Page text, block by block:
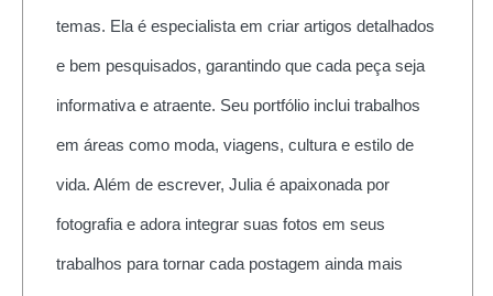
temas. Ela é especialista em criar artigos detalhados
e bem pesquisados, garantindo que cada peça seja
informativa e atraente. Seu portfólio inclui trabalhos
em áreas como moda, viagens, cultura e estilo de
vida. Além de escrever, Julia é apaixonada por
fotografia e adora integrar suas fotos em seus
trabalhos para tornar cada postagem ainda mais